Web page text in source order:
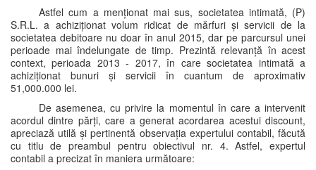
Astfel cum a menționat mai sus, societatea intimată, (P)
S.R.L. a achiziționat volum ridicat de mărfuri și servicii de la
societatea debitoare nu doar în anul 2015, dar pe parcursul unei
perioade mai îndelungate de timp. Prezintă relevanță în acest
context, perioada 2013 - 2017, în care societatea intimată a
achiziționat bunuri și servicii în cuantum de aproximativ
51,000.000 lei.
De asemenea, cu privire la momentul în care a intervenit
acordul dintre părți, care a generat acordarea acestui discount,
apreciază utilă și pertinentă observația expertului contabil, făcută
cu titlu de preambul pentru obiectivul nr. 4. Astfel, expertul
contabil a precizat în maniera următoare: